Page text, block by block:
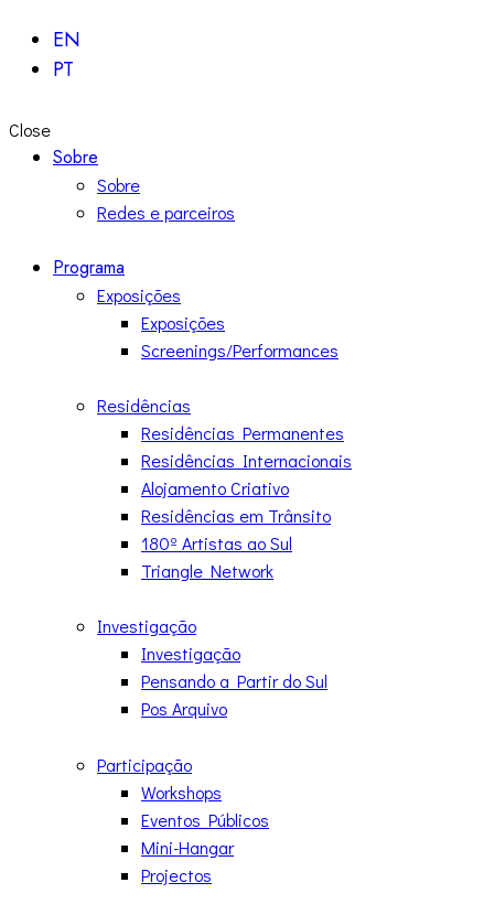
EN
PT
Close
Sobre
Sobre
Redes e parceiros
Programa
Exposições
Exposições
Screenings/Performances
Residências
Residências Permanentes
Residências Internacionais
Alojamento Criativo
Residências em Trânsito
180º Artistas ao Sul
Triangle Network
Investigação
Investigação
Pensando a Partir do Sul
Pos Arquivo
Participação
Workshops
Eventos Públicos
Mini-Hangar
Projectos